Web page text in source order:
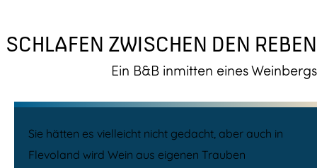
SCHLAFEN ZWISCHEN DEN REBEN
Ein B&B inmitten eines Weinbergs
Sie hätten es vielleicht nicht gedacht, aber auch in
Flevoland wird Wein aus eigenen Trauben